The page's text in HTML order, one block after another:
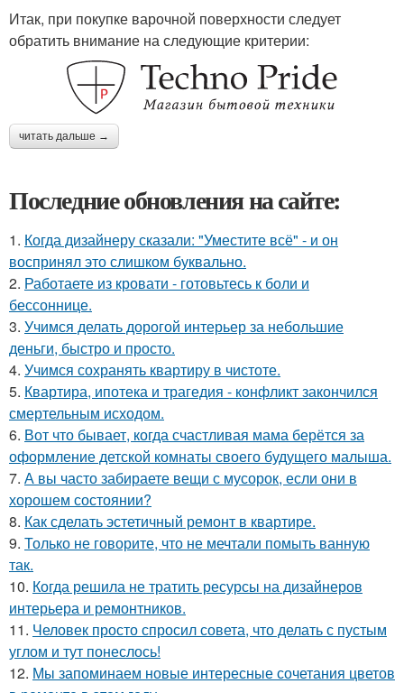
Итак, при покупке варочной поверхности следует
обратить внимание на следующие критерии:
читать дальше →
Последние обновления на сайте:
1. Когда дизайнеру сказали: "Уместите всё" - и он
воспринял это слишком буквально.
2. Работаете из кровати - готовьтесь к боли и
бессоннице.
3. Учимся делать дорогой интерьер за небольшие
деньги, быстро и просто.
4. Учимся сохранять квартиру в чистоте.
5. Квартира, ипотека и трагедия - конфликт закончился
смертельным исходом.
6. Вот что бывает, когда счастливая мама берётся за
оформление детской комнаты своего будущего малыша.
7. А вы часто забираете вещи с мусорок, если они в
хорошем состоянии?
8. Как сделать эстетичный ремонт в квартире.
9. Только не говорите, что не мечтали помыть ванную
так.
10. Когда решила не тратить ресурсы на дизайнеров
интерьера и ремонтников.
11. Человек просто спросил совета, что делать с пустым
углом и тут понеслось!
12. Мы запоминаем новые интересные сочетания цветов